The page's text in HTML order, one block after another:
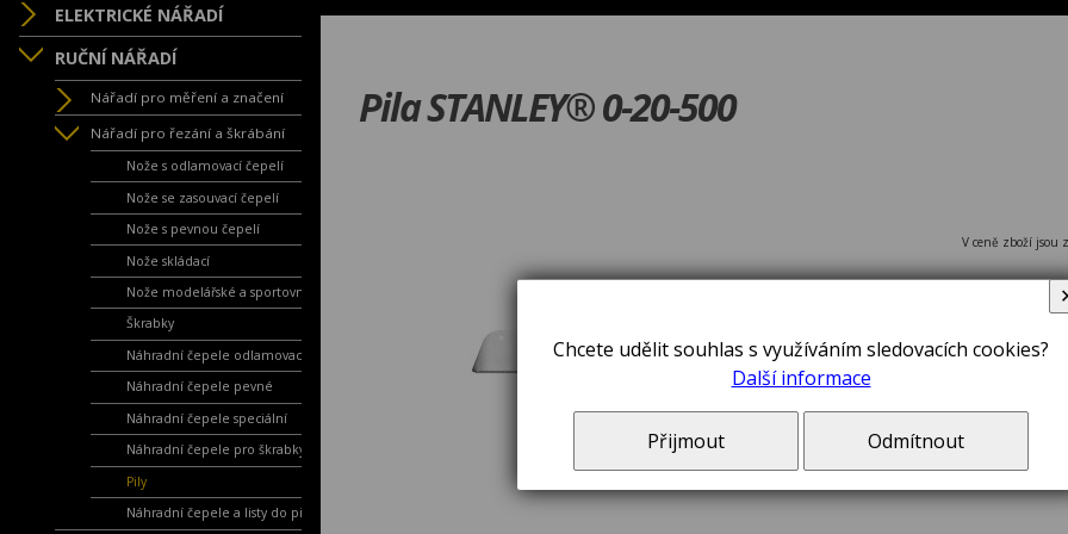
ELEKTRICKÉ NÁŘADÍ
RUČNÍ NÁŘADÍ
Nářadí pro měření a značení
Nářadí pro řezání a škrábání
Nože s odlamovací čepelí
Nože se zasouvací čepelí
Nože s pevnou čepelí
Nože skládací
Nože modelářské a sportovní
Škrabky
Náhradní čepele odlamovací
Náhradní čepele pevné
Náhradní čepele speciální
Náhradní čepele pro škrabky
Pily
Náhradní čepele a listy do pil
Pila STANLEY® 0-20-500
V ceně zboží jsou
Pila
Chcete udělit souhlas s využíváním sledovacích cookies?
Další informace
Přijmout Odmítnout